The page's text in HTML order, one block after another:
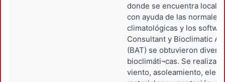
donde se encuentra
con ayuda de las normales
climatológicas y los
Consultant y Bioclimatic
(BAT) se obtuvieron
bioclimáti¬cas. Se
viento, asoleamiento,